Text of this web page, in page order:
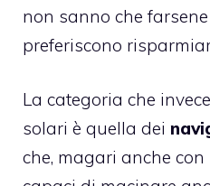
non sanno che
preferiscono
La categoria che
solari è quella dei
che, magari anche